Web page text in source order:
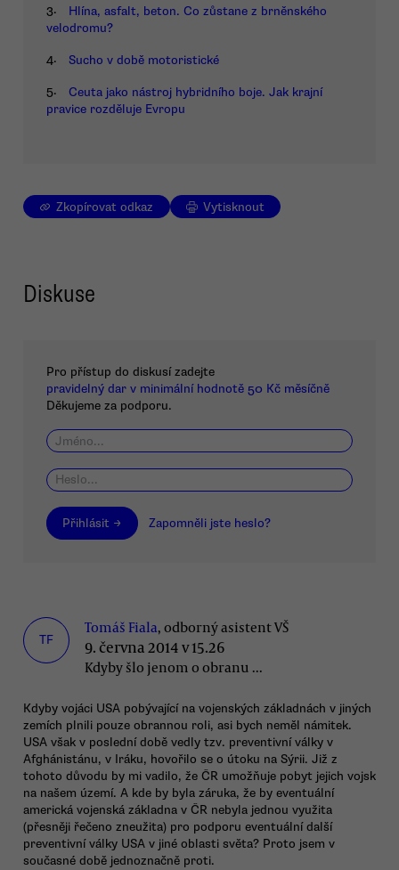
3.
Hlína, asfalt, beton. Co zůstane z brněnského
velodromu?
4. Sucho v době motoristické
5.
Ceuta jako nástroj hybridního boje. Jak krajní
pravice rozděluje Evropu
Zkopírovat odkaz Vytisknout
Diskuse
Pro přístup do diskusí zadejte
pravidelný dar v minimální hodnotě 50 Kč měsíčně
Děkujeme za podporu.
Přihlásit → Zapomněli jste heslo?
TF
Tomáš Fiala, odborný asistent VŠ
9. června 2014 v 15.26
Kdyby šlo jenom o obranu ...
Kdyby vojáci USA pobývající na vojenských základnách v jiných
zemích plnili pouze obrannou roli, asi bych neměl námitek.
USA však v poslední době vedly tzv. preventivní války v
Afghánistánu, v Iráku, hovořilo se o útoku na Sýrii. Již z
tohoto důvodu by mi vadilo, že ČR umožňuje pobyt jejich vojsk
na našem území. A kde by byla záruka, že by eventuální
americká vojenská základna v ČR nebyla jednou využita
(přesněji řečeno zneužita) pro podporu eventuální další
preventivní války USA v jiné oblasti světa? Proto jsem v
současné době jednoznačně proti.